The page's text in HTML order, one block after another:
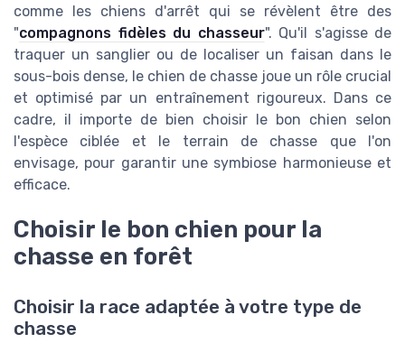
comme les chiens d'arrêt qui se révèlent être des
"compagnons fidèles du chasseur". Qu'il s'agisse de
traquer un sanglier ou de localiser un faisan dans le
sous-bois dense, le chien de chasse joue un rôle crucial
et optimisé par un entraînement rigoureux. Dans ce
cadre, il importe de bien choisir le bon chien selon
l'espèce ciblée et le terrain de chasse que l'on
envisage, pour garantir une symbiose harmonieuse et
efficace.
Choisir le bon chien pour la
chasse en forêt
Choisir la race adaptée à votre type de
chasse